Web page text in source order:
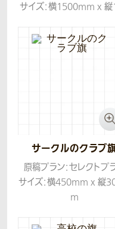
サイズ：横1500mm x
生地：ツイル
コンセプト：伝統的なデザ
サークルのクラブ
原稿プラン：セレクトプ
サイズ：横450mm x 縦
m